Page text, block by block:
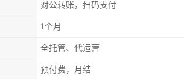
对公转账，扫码支付
1个月
全托管、代运营
预付费，月结